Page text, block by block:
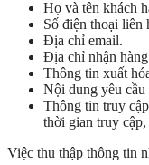
Họ và tên khách
Số điện thoại liên
Địa chỉ email.
Địa chỉ nhận
Thông tin xuất
Nội dung yêu cầu
Thông tin truy
thời gian truy
Việc thu thập thông tin